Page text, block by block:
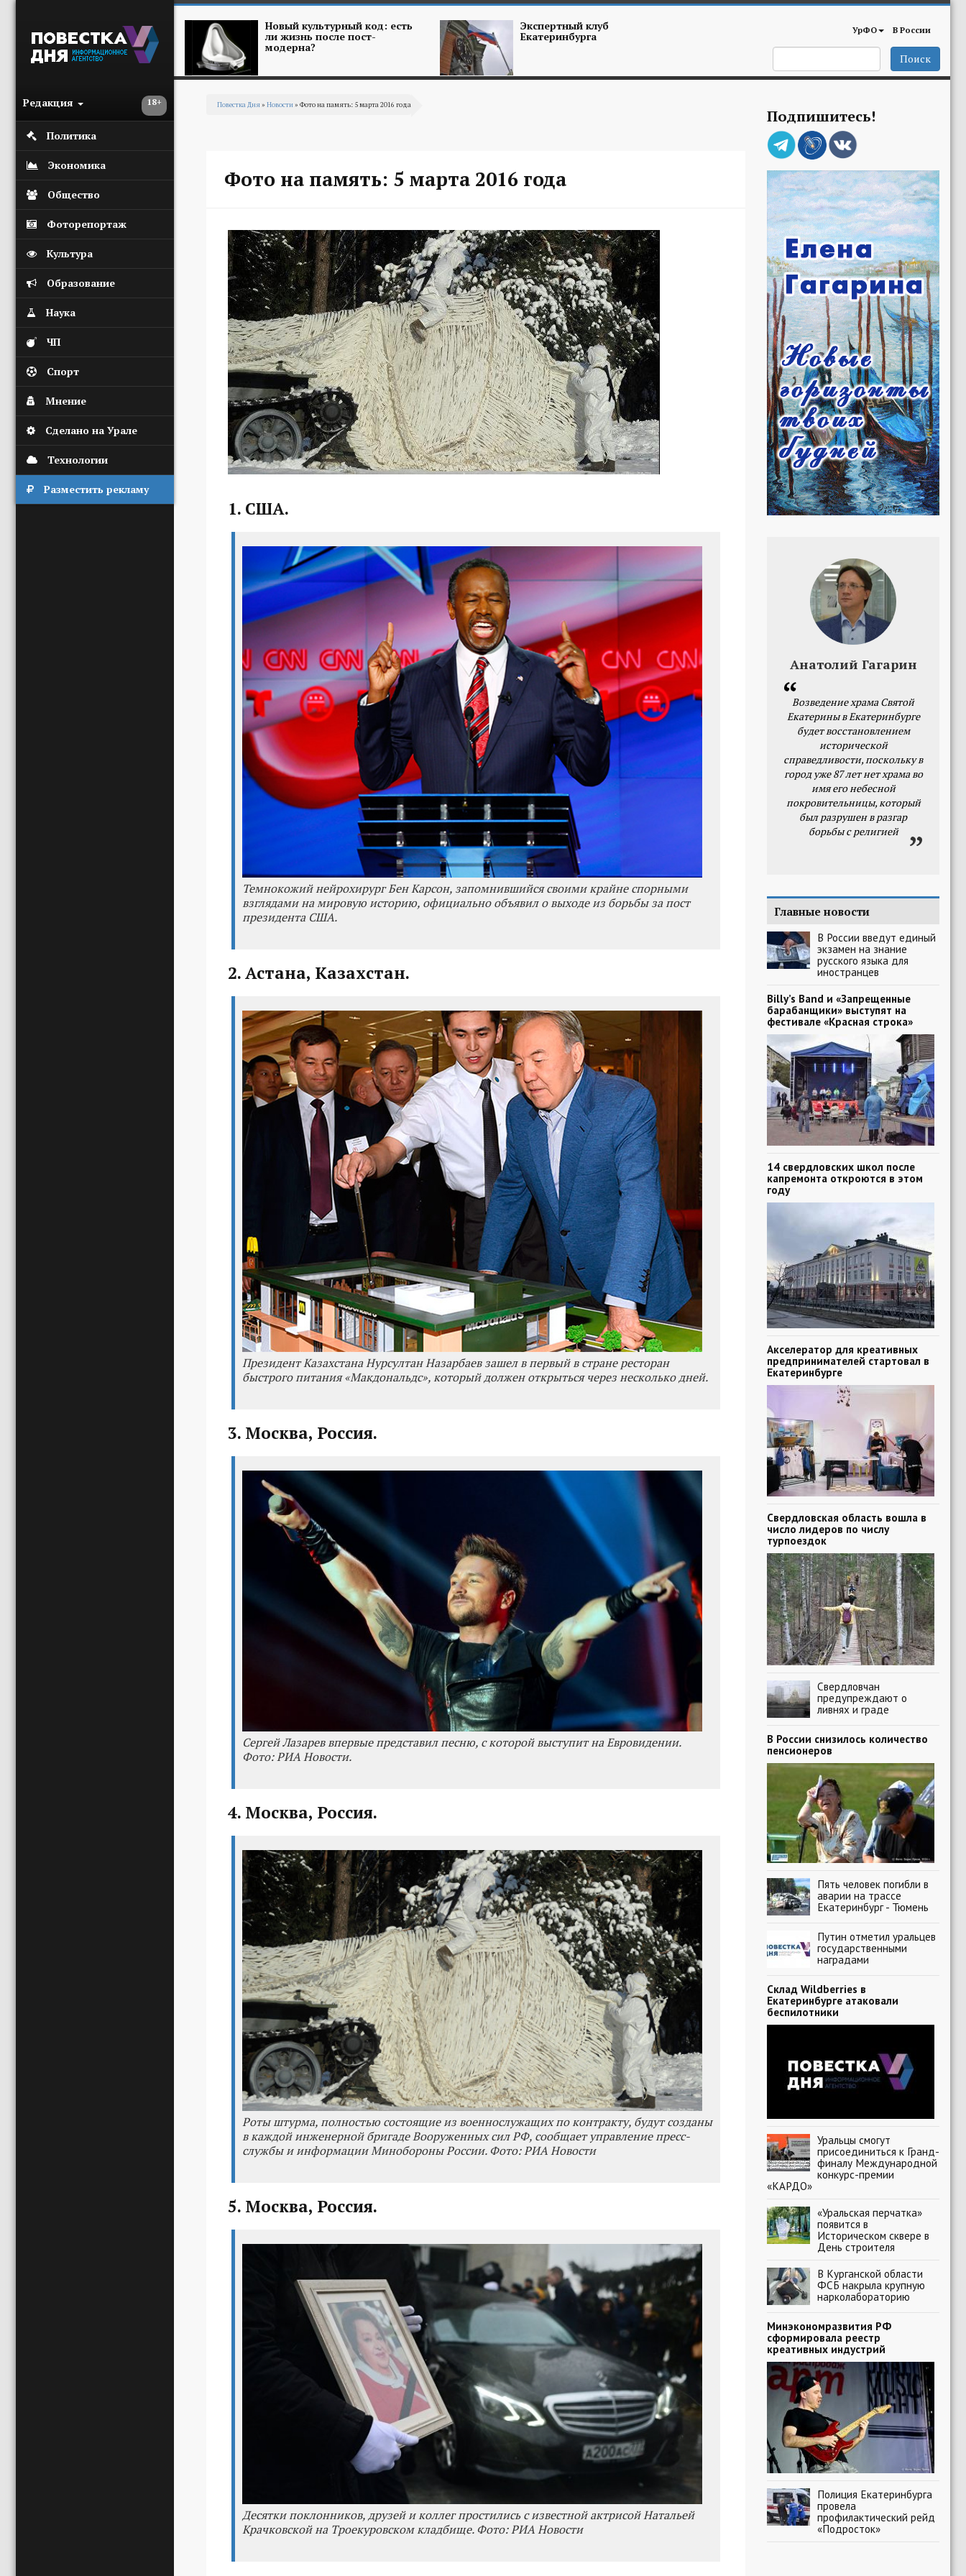
18+
Редакция
Политика
Экономика
Общество
Фоторепортаж
Культура
Образование
Наука
ЧП
Спорт
Мнение
Сделано на Урале
Технологии
Разместить рекламу
Новый культурный код: есть
ли жизнь после пост-
модерна?
Экспертный клуб
Екатеринбурга УрФО В России
Поиск
Повестка Дня» Новости» Фото на память: 5 марта 2016 года
Фото на память: 5 марта 2016 года
1. США.
Темнокожий нейрохирург Бен Карсон, запомнившийся своими крайне спорными
взглядами на мировую историю, официально объявил о выходе из борьбы за пост
президента США.
2. Астана, Казахстан.
Президент Казахстана Нурсултан Назарбаев зашел в первый в стране ресторан
быстрого питания «Макдональдс», который должен открыться через несколько дней.
3. Москва, Россия.
Сергей Лазарев впервые представил песню, с которой выступит на Евровидении.
Фото: РИА Новости.
4. Москва, Россия.
Роты штурма, полностью состоящие из военнослужащих по контракту, будут созданы
в каждой инженерной бригаде Вооруженных сил РФ, сообщает управление пресс-
службы и информации Минобороны России. Фото: РИА Новости
5. Москва, Россия.
Десятки поклонников, друзей и коллег простились с известной актрисой Натальей
Крачковской на Троекуровском кладбище. Фото: РИА Новости
Подпишитесь!
Анатолий Гагарин
Возведение храма Святой
Екатерины в Екатеринбурге
будет восстановлением
исторической
справедливости, поскольку в
город уже 87 лет нет храма во
имя его небесной
покровительницы, который
был разрушен в разгар
борьбы с религией
Главные новости
В России введут единый
экзамен на знание
русского языка для
иностранцев
Billy’s Band и «Запрещенные
барабанщики» выступят на
фестивале «Красная строка»
14 свердловских школ после
капремонта откроются в этом
году
Акселератор для креативных
предпринимателей стартовал в
Екатеринбурге
Свердловская область вошла в
число лидеров по числу
турпоездок
Свердловчан
предупреждают о
ливнях и граде
В России снизилось количество
пенсионеров
Пять человек погибли в
аварии на трассе
Екатеринбург - Тюмень
Путин отметил уральцев
государственными
наградами
Склад Wildberries в
Екатеринбурге атаковали
беспилотники
Уральцы смогут
присоединиться к Гранд-
финалу Международной
конкурс-премии
«КАРДО»
«Уральская перчатка»
появится в
Историческом сквере в
День строителя
В Курганской области
ФСБ накрыла крупную
нарколабораторию
Минэкономразвития РФ
сформировала реестр
креативных индустрий
Полиция Екатеринбурга
провела
профилактический рейд
«Подросток»